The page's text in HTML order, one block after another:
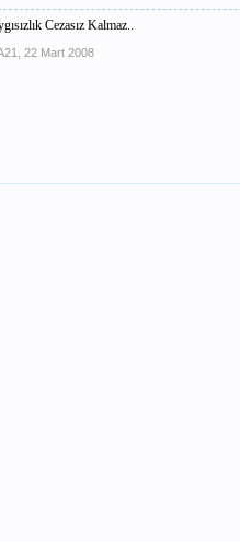
Cezasız Kalmaz..
22 Mart 2008